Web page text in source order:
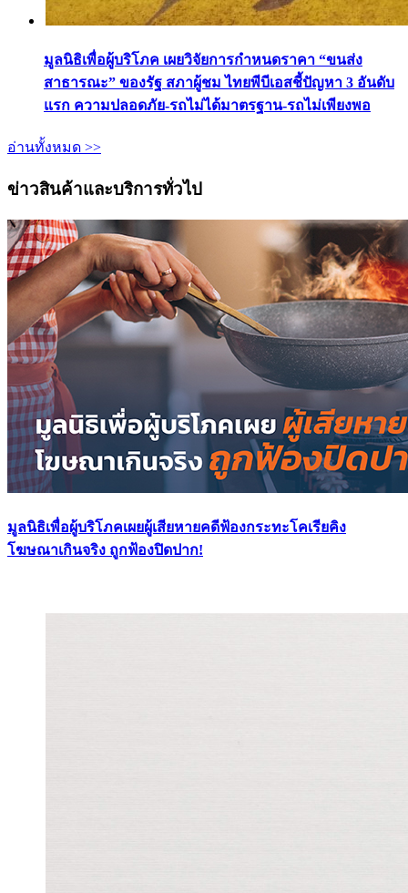
มูลนิธิเพื่อผู้บริโภค เผยวิจัยการกำหนดราคา “ขนส่ง
สาธารณะ” ของรัฐ สภาผู้ชม ไทยพีบีเอสชี้ปัญหา 3 อันดับ
แรก ความปลอดภัย-รถไม่ได้มาตรฐาน-รถไม่เพียงพอ
อ่านทั้งหมด >>
ข่าวสินค้าและบริการทั่วไป
มูลนิธิเพื่อผู้บริโภคเผยผู้เสียหายคดีฟ้องกระทะโคเรียคิง
โฆษณาเกินจริง ถูกฟ้องปิดปาก!